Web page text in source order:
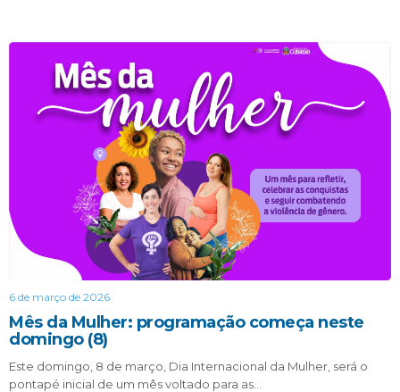
6 de março de 2026
Mês da Mulher: programação começa neste
domingo (8)
Este domingo, 8 de março, Dia Internacional da Mulher, será o
pontapé inicial de um mês voltado para as…